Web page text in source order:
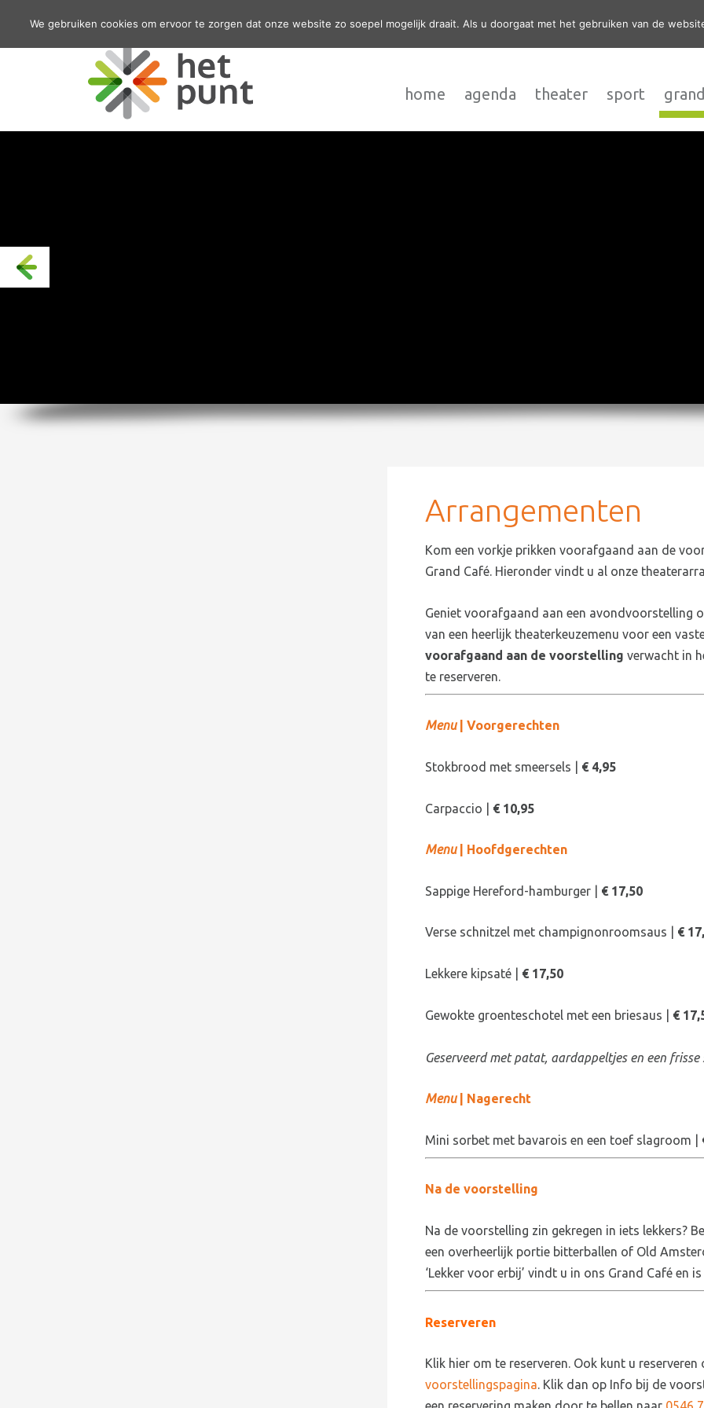
home agenda theater sport
Arrangementen
Kom een vorkje prikken voorafgaand aan de
Grand Café. Hieronder vindt u al onze
Geniet voorafgaand aan een avondvoorstelling
van een heerlijk theaterkeuzemenu voor een
voorafgaand aan de voorstelling verwacht in
te reserveren.
Menu| Voorgerechten
Stokbrood met smeersels | € 4,95
Carpaccio | € 10,95
Menu| Hoofdgerechten
Sappige Hereford-hamburger | € 17,50
Verse schnitzel met champignonroomsaus | €
Lekkere kipsaté | € 17,50
Gewokte groenteschotel met een briesaus | €
Geserveerd met patat, aardappeltjes en een frisse
Menu| Nagerecht
Mini sorbet met bavarois en een toef slagroom |
Na de voorstelling
Na de voorstelling zin gekregen in iets lekkers?
een overheerlijk portie bitterballen of Old
‘Lekker voor erbij’ vindt u in ons Grand Café en
Reserveren
Klik hier om te reserveren. Ook kunt u reserveren
voorstellingspagina. Klik dan op Info bij de
We gebruiken cookies om ervoor te zorgen dat onze website zo soepel mogelijk draait. Als u doorgaat met het gebruiken van de